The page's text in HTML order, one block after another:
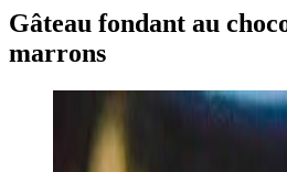
Gâteau fondant au
marrons